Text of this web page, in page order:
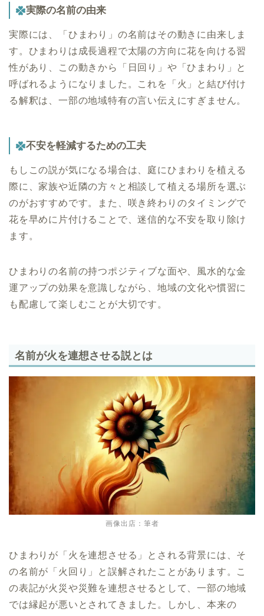
実際の名前の由来
実際には、「ひまわり」の名前はその動きに由来しま
す。ひまわりは成長過程で太陽の方向に花を向ける習
性があり、この動きから「日回り」や「ひまわり」と
呼ばれるようになりました。これを「火」と結び付け
る解釈は、一部の地域特有の言い伝えにすぎません。
不安を軽減するための工夫
もしこの説が気になる場合は、庭にひまわりを植える
際に、家族や近隣の方々と相談して植える場所を選ぶ
のがおすすめです。また、咲き終わりのタイミングで
花を早めに片付けることで、迷信的な不安を取り除け
ます。
ひまわりの名前の持つポジティブな面や、風水的な金
運アップの効果を意識しながら、地域の文化や慣習に
も配慮して楽しむことが大切です。
名前が火を連想させる説とは
画像出店：筆者
ひまわりが「火を連想させる」とされる背景には、そ
の名前が「火回り」と誤解されたことがあります。こ
の表記が火災や災難を連想させるとして、一部の地域
では縁起が悪いとされてきました。しかし、本来の